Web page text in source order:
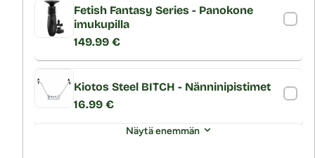
Fetish Fantasy Series - Panokone
imukupilla
149.99 €
Kiotos Steel BITCH - Nänninipistimet
16.99 €
Näytä enemmän